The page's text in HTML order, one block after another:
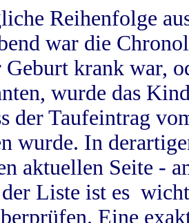
Reihenfolge
war die
Geburt krank war,
wurde das
der Taufeintrag
wurde. In
aktuellen Seite -
Liste ist es
Eine